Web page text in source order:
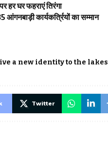
हर घर फहराएं तिरंगा
कार्यकर्त्रियों का सम्मान
a new identity to the lakes
Twitter